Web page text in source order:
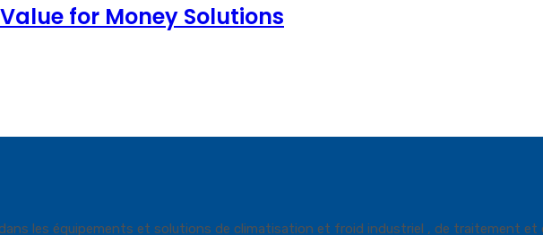
for Money Solutions
dans les équipements et solutions de climatisation et froid industriel , de traitement et